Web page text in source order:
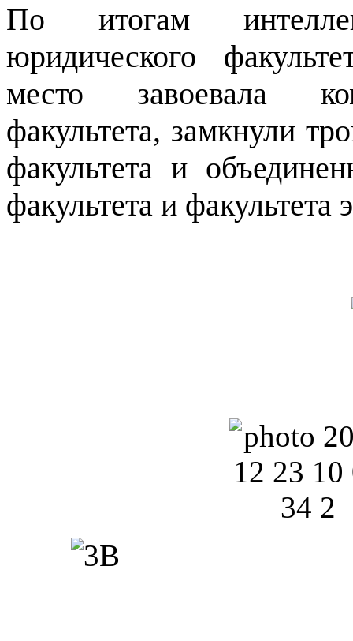
По итогам
юридического
место завоевала
факультета, замкнули
факультета и
факультета и